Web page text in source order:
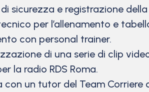
sicurezza e registrazione
per l’allenamento e
con personal trainer.
di una serie di clip
la radio RDS Roma.
un tutor del Team Corriere